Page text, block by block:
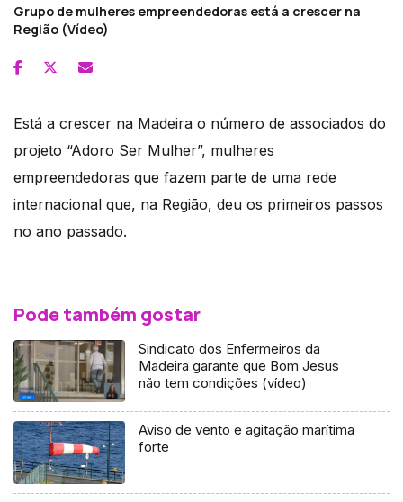
Grupo de mulheres empreendedoras está a crescer na
Região (Vídeo)
Está a crescer na Madeira o número de associados do
projeto “Adoro Ser Mulher”, mulheres
empreendedoras que fazem parte de uma rede
internacional que, na Região, deu os primeiros passos
no ano passado.
Pode também gostar
Sindicato dos Enfermeiros da
Madeira garante que Bom Jesus
não tem condições (vídeo)
Aviso de vento e agitação marítima
forte